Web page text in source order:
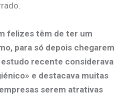
felizes têm de ter um
para só depois chegarem
recente considerava
e destacava muitas
serem atrativas